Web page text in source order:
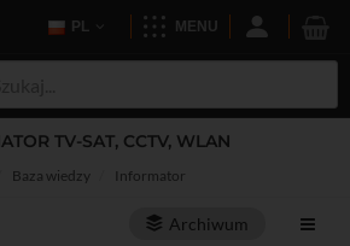
PL MENU
TV-SAT, CCTV, WLAN
Baza wiedzy Informator
Archiwum